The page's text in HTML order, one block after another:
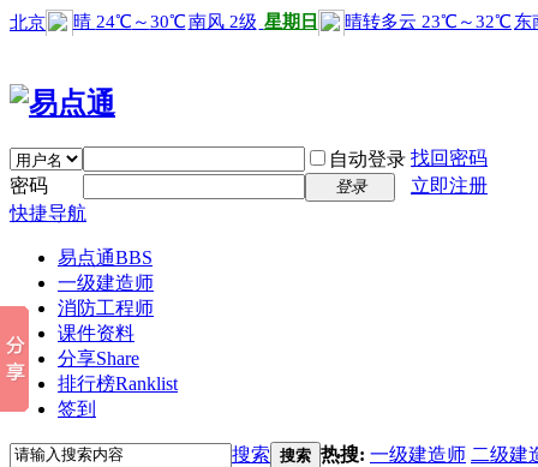
自动登录 找回密码
密码
登录
立即注册
快捷导航
易点通BBS
一级建造师
消防工程师
课件资料
分享Share
排行榜Ranklist
签到
搜索 搜索 热搜: 一级建造师 二级建